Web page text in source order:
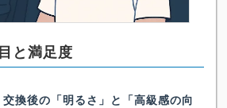
と満足度
交換後の「明るさ」と「高級感の向